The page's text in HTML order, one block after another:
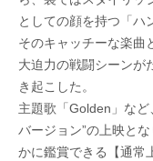
としての顔を持つ「ハ
そのキャッチーな楽曲
大迫力の戦闘シーンが
き起こした。
主題歌「Golden」な
バージョン”の上映と
かに鑑賞できる【通常